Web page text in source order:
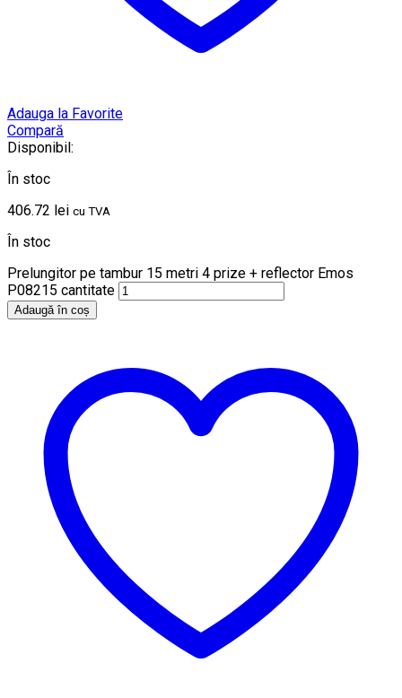
Adauga la Favorite
Compară
Disponibil:
În stoc
406.72 lei cu TVA
În stoc
Prelungitor pe tambur 15 metri 4 prize + reflector Emos
P08215 cantitate
Adaugă în coș